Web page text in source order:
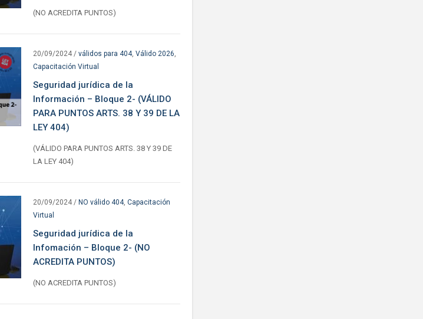
(NO ACREDITA PUNTOS)
20/09/2024/ válidos para 404, Válido 2026,
Capacitación Virtual
Seguridad jurídica de la
Información – Bloque 2- (VÁLIDO
PARA PUNTOS ARTS. 38 Y 39 DE LA
LEY 404)
(VÁLIDO PARA PUNTOS ARTS. 38 Y 39 DE
LA LEY 404)
20/09/2024/ NO válido 404, Capacitación
Virtual
Seguridad jurídica de la
Infomación – Bloque 2- (NO
ACREDITA PUNTOS)
(NO ACREDITA PUNTOS)